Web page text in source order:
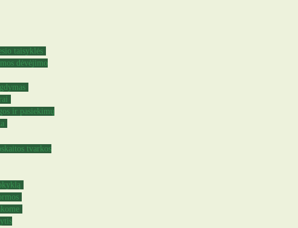
taisyklės
dėvėjimo
ir pasiekimų
tvarkos